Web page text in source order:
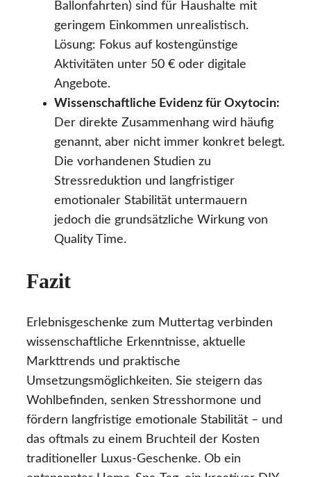
Ballonfahrten) sind für Haushalte mit
geringem Einkommen unrealistisch.
Lösung: Fokus auf kostengünstige
Aktivitäten unter 50 € oder digitale
Angebote.
Wissenschaftliche Evidenz für Oxytocin:
Der direkte Zusammenhang wird häufig
genannt, aber nicht immer konkret belegt.
Die vorhandenen Studien zu
Stressreduktion und langfristiger
emotionaler Stabilität untermauern
jedoch die grundsätzliche Wirkung von
Quality Time.
Fazit
Erlebnisgeschenke zum Muttertag verbinden
wissenschaftliche Erkenntnisse, aktuelle
Markttrends und praktische
Umsetzungsmöglichkeiten. Sie steigern das
Wohlbefinden, senken Stresshormone und
fördern langfristige emotionale Stabilität – und
das oftmals zu einem Bruchteil der Kosten
traditioneller Luxus-Geschenke. Ob ein